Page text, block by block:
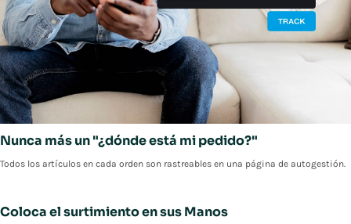
Nunca más un "¿dónde está mi pedido?"
Todos los artículos en cada orden son rastreables en una página de autogestión.
Coloca el surtimiento en sus Manos